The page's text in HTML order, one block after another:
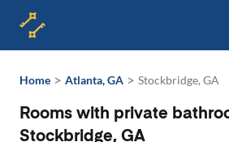
Home > Atlanta, GA > Stockbridge, GA
Rooms with private
Stockbridge, GA